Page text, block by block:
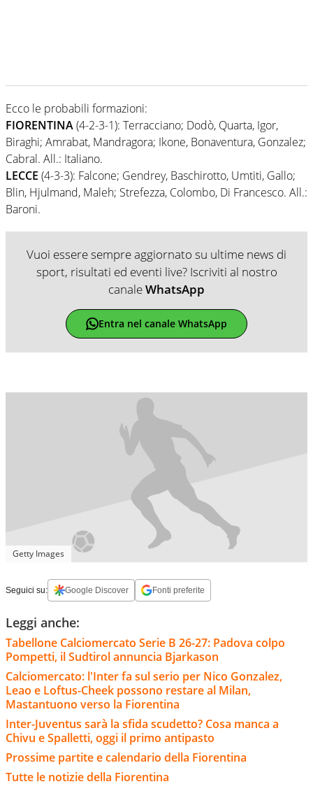
Ecco le probabili formazioni:
FIORENTINA(4-2-3-1): Terracciano; Dodò, Quarta, Igor,
Biraghi; Amrabat, Mandragora; Ikone, Bonaventura, Gonzalez;
Cabral. All.: Italiano.
LECCE (4-3-3): Falcone; Gendrey, Baschirotto, Umtiti, Gallo;
Blin, Hjulmand, Maleh; Strefezza, Colombo, Di Francesco. All.:
Baroni.
Vuoi essere sempre aggiornato su ultime news di
sport, risultati ed eventi live? Iscriviti al nostro
canaleWhatsApp
Entra nel canale WhatsApp
Getty Images
Seguici su: Google Discover Fonti preferite
Leggi anche:
Tabellone Calciomercato Serie B 26-27: Padova colpo
Pompetti, il Sudtirol annuncia Bjarkason
Calciomercato: l'Inter fa sul serio per Nico Gonzalez,
Leao e Loftus-Cheek possono restare al Milan,
Mastantuono verso la Fiorentina
Inter-Juventus sarà la sfida scudetto? Cosa manca a
Chivu e Spalletti, oggi il primo antipasto
Prossime partite e calendario della Fiorentina
Tutte le notizie della Fiorentina